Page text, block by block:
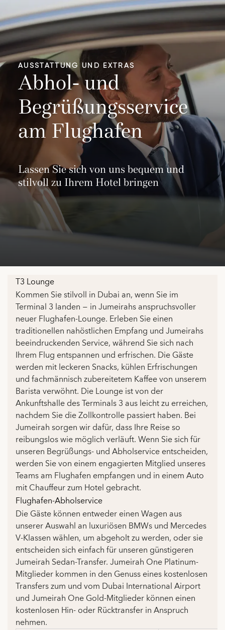
AUSSTATTUNG UND EXTRAS
Abhol- und
Begrüßungsservice
am Flughafen
Lassen Sie sich von uns bequem und
stilvoll zu Ihrem Hotel bringen
T3 Lounge
Kommen Sie stilvoll in Dubai an, wenn Sie im
Terminal 3 landen − in Jumeirahs anspruchsvoller
neuer Flughafen-Lounge. Erleben Sie einen
traditionellen nahöstlichen Empfang und Jumeirahs
beeindruckenden Service, während Sie sich nach
Ihrem Flug entspannen und erfrischen. Die Gäste
werden mit leckeren Snacks, kühlen Erfrischungen
und fachmännisch zubereitetem Kaffee von unserem
Barista verwöhnt. Die Lounge ist von der
Ankunftshalle des Terminals 3 aus leicht zu erreichen,
nachdem Sie die Zollkontrolle passiert haben. Bei
Jumeirah sorgen wir dafür, dass Ihre Reise so
reibungslos wie möglich verläuft. Wenn Sie sich für
unseren Begrüßungs- und Abholservice entscheiden,
werden Sie von einem engagierten Mitglied unseres
Teams am Flughafen empfangen und in einem Auto
mit Chauffeur zum Hotel gebracht.
Flughafen-Abholservice
Die Gäste können entweder einen Wagen aus
unserer Auswahl an luxuriösen BMWs und Mercedes
V-Klassen wählen, um abgeholt zu werden, oder sie
entscheiden sich einfach für unseren günstigeren
Jumeirah Sedan-Transfer. Jumeirah One Platinum-
Mitglieder kommen in den Genuss eines kostenlosen
Transfers zum und vom Dubai International Airport
und Jumeirah One Gold-Mitglieder können einen
kostenlosen Hin- oder Rücktransfer in Anspruch
nehmen.